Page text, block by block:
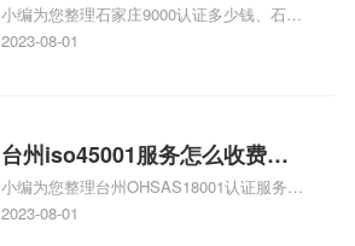
家庄9000认证的公司
小编为您整理石家庄9000认证多少钱、石家
庄9000认证价格多少钱、石家庄9000认证
2023-08-01
台州iso45001服务怎么收费，
台州iso45001认证服务怎么收
费
小编为您整理台州OHSAS18001认证服务中
心哪家收费便宜、台州ISO9000认证，哪个
2023-08-01